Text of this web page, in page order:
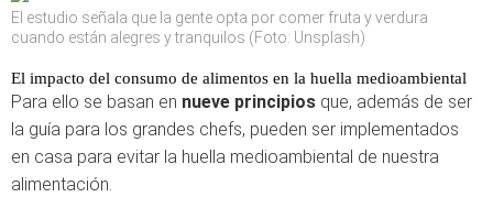
El estudio señala que la gente opta por comer fruta y verdura
cuando están alegres y tranquilos (Foto: Unsplash)
El impacto del consumo de alimentos en la huella medioambiental
Para ello se basan en nueve principios que, además de ser
la guía para los grandes chefs, pueden ser implementados
en casa para evitar la huella medioambiental de nuestra
alimentación.